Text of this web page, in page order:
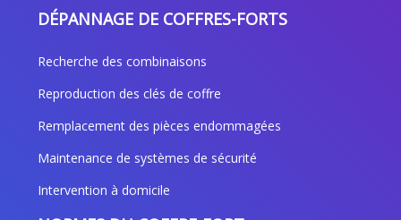
DÉPANNAGE DE COFFRES-FORTS
Recherche des combinaisons
Reproduction des clés de coffre
Remplacement des pièces endommagées
Maintenance de systèmes de sécurité
Intervention à domicile